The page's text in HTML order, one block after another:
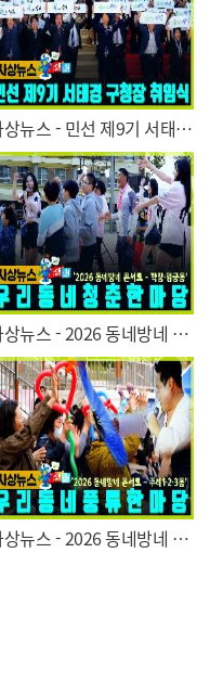
사상뉴스 - 민선 제9기 서태경 구청장 취임식
사상뉴스 - 2026 동네방네 콘서트 '우리동네 청춘사운드'
사상뉴스 - 2026 동네방네 콘서트 '우리동네 풍류 한마당'